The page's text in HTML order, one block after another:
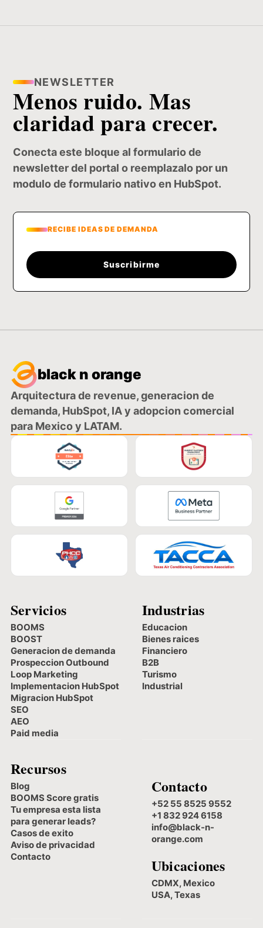
NEWSLETTER
Menos ruido. Mas
claridad para crecer.
Conecta este bloque al formulario de
newsletter del portal o reemplazalo por un
modulo de formulario nativo en HubSpot.
RECIBE IDEAS DE DEMANDA
Suscribirme
black n orange
Arquitectura de revenue, generacion de
demanda, HubSpot, IA y adopcion comercial
para Mexico y LATAM.
Servicios
BOOMS
BOOST
Generacion de demanda
Prospeccion Outbound
Loop Marketing
Implementacion HubSpot
Migracion HubSpot
SEO
AEO
Paid media
Industrias
Educacion
Bienes raices
Financiero
B2B
Turismo
Industrial
Recursos
Blog
BOOMS Score gratis
Tu empresa esta lista
para generar leads?
Casos de exito
Aviso de privacidad
Contacto
Contacto
+52 55 8525 9552
+1 832 924 6158
info@black-n-
orange.com
Ubicaciones
CDMX, Mexico
USA, Texas